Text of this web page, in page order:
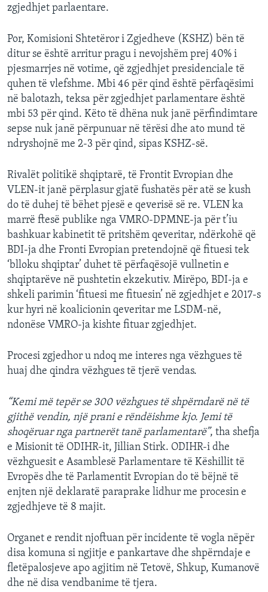
zgjedhjet parlaentare.
Por, Komisioni Shtetëror i Zgjedheve (KSHZ) bën të
ditur se është arritur pragu i nevojshëm prej 40% i
pjesmarrjes në votime, që zgjedhjet presidenciale të
quhen të vlefshme. Mbi 46 për qind është përfaqësimi
në balotazh, teksa për zgjedhjet parlamentare është
mbi 53 për qind. Këto të dhëna nuk janë përfindimtare
sepse nuk janë përpunuar në tërësi dhe ato mund të
ndryshojnë me 2-3 për qind, sipas KSHZ-së.
Rivalët politikë shqiptarë, të Frontit Evropian dhe
VLEN-it janë përplasur gjatë fushatës për atë se kush
do të duhej të bëhet pjesë e qeverisë së re. VLEN ka
marrë ftesë publike nga VMRO-DPMNE-ja për t’iu
bashkuar kabinetit të pritshëm qeveritar, ndërkohë që
BDI-ja dhe Fronti Evropian pretendojnë që fituesi tek
‘blloku shqiptar’ duhet të përfaqësojë vullnetin e
shqiptarëve në pushtetin ekzekutiv. Mirëpo, BDI-ja e
shkeli parimin ‘fituesi me fituesin’ në zgjedhjet e 2017-s
kur hyri në koalicionin qeveritar me LSDM-në,
ndonëse VMRO-ja kishte fituar zgjedhjet.
Procesi zgjedhor u ndoq me interes nga vëzhgues të
huaj dhe qindra vëzhgues të tjerë vendas.
“Kemi më tepër se 300 vëzhgues të shpërndarë në të
gjithë vendin, një prani e rëndëishme kjo. Jemi të
shoqëruar nga partnerët tanë parlamentarë”, tha shefja
e Misionit të ODIHR-it, Jillian Stirk. ODIHR-i dhe
vëzhguesit e Asamblesë Parlamentare të Këshillit të
Evropës dhe të Parlamentit Evropian do të bëjnë të
enjten një deklaratë paraprake lidhur me procesin e
zgjedhjeve të 8 majit.
Organet e rendit njoftuan për incidente të vogla nëpër
disa komuna si ngjitje e pankartave dhe shpërndaje e
fletëpalosjeve apo agjitim në Tetovë, Shkup, Kumanovë
dhe në disa vendbanime të tjera.